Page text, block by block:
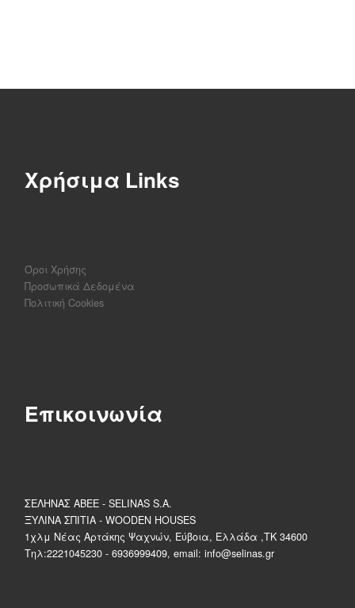
Χρήσιμα Links
Όροι Χρήσης
Προσωπικά Δεδομένα
Πολιτική Cookies
Επικοινωνία
ΣΕΛΗΝΑΣ ΑΒΕΕ - SELINAS S.A.
ΞΥΛΙΝΑ ΣΠΙΤΙΑ - WOODEN HOUSES
1χλμ Νέας Αρτάκης Ψαχνών, Εύβοια, Ελλάδα ,ΤΚ 34600
Τηλ:2221045230 - 6936999409, email: info@selinas.gr